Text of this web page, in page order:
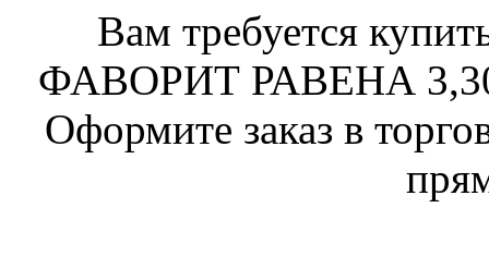
Вам требуется
ФАВОРИТ РАВЕНА
Оформите заказ в